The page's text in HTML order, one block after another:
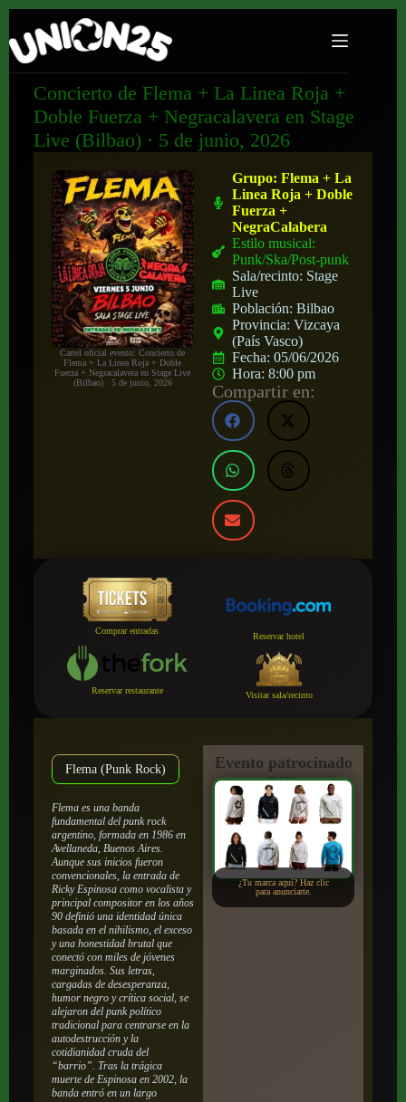
Concierto de Flema + La Linea Roja +
Doble Fuerza + Negracalavera en Stage
Live (Bilbao) · 5 de junio, 2026
Cartel oficial evento: Concierto de
Flema + La Linea Roja + Doble
Fuerza + Negracalavera en Stage Live
(Bilbao) · 5 de junio, 2026
Grupo:Flema + La
Linea Roja + Doble
Fuerza +
NegraCalabera
Estilo musical:
Punk/Ska/Post-punk
Sala/recinto: Stage
Live
Población:Bilbao
Provincia:Vizcaya
(País Vasco)
Fecha:05/06/2026
Hora:8:00 pm
Compartir en:
Comprar entradas
Reservar hotel
Reservar restaurante Visitar sala/recinto
Flema (Punk Rock)
Flema es una banda
fundamental del punk rock
argentino, formada en 1986 en
Avellaneda, Buenos Aires.
Aunque sus inicios fueron
convencionales, la entrada de
Ricky Espinosa como vocalista y
principal compositor en los años
90 definió una identidad única
basada en el nihilismo, el exceso
y una honestidad brutal que
conectó con miles de jóvenes
marginados. Sus letras,
cargadas de desesperanza,
humor negro y crítica social, se
alejaron del punk político
tradicional para centrarse en la
autodestrucción y la
cotidianidad cruda del
“barrio”. Tras la trágica
muerte de Espinosa en 2002, la
banda entró en un largo
Evento patrocinado
por:
¿Tu marca aquí? Haz clic
para anunciarte.